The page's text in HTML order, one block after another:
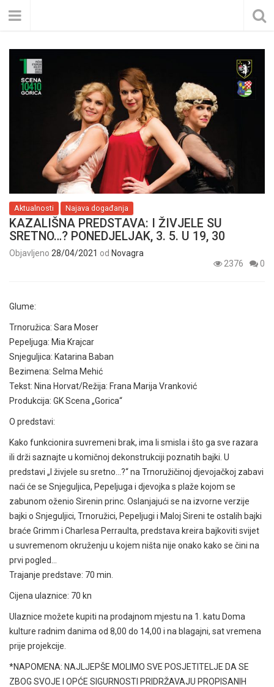
Aktualnosti Najava događanja
KAZALIŠNA PREDSTAVA: I ŽIVJELE SU
SRETNO…? PONEDJELJAK, 3. 5. U 19, 30
Objavljeno 28/04/2021 od Novagra
2376
0
Glume:
Trnoružica: Sara Moser
Pepeljuga: Mia Krajcar
Snjeguljica: Katarina Baban
Bezimena: Selma Mehić
Tekst: Nina Horvat/Režija: Frana Marija Vranković
Produkcija: GK Scena „Gorica“
O predstavi:
Kako funkcionira suvremeni brak, ima li smisla i što ga sve razara
ili drži saznajte u komičnoj dekonstrukciji poznatih bajki. U
predstavi „I živjele su sretno…?“ na Trnoružičinoj djevojačkoj zabavi
naći će se Snjeguljica, Pepeljuga i djevojka s plaže kojom se
zabunom oženio Sirenin princ. Oslanjajući se na izvorne verzije
bajki o Snjeguljici, Trnoružici, Pepeljugi i Maloj Sireni te ostalih bajki
braće Grimm i Charlesa Perraulta, predstava kreira bajkoviti svijet
u suvremenom okruženju u kojem ništa nije onako kako se čini na
prvi pogled…
Trajanje predstave: 70 min.
Cijena ulaznice: 70 kn
Ulaznice možete kupiti na prodajnom mjestu na 1. katu Doma
kulture radnim danima od 8,00 do 14,00 i na blagajni, sat vremena
prije projekcije.
*NAPOMENA: NAJLJEPŠE MOLIMO SVE POSJETITELJE DA SE
ZBOG SVOJE I OPĆE SIGURNOSTI PRIDRŽAVAJU PROPISANIH